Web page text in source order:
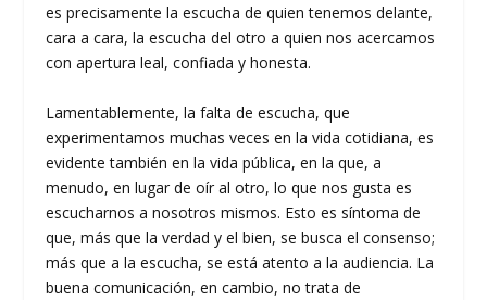
es precisamente la escucha de quien tenemos delante,
cara a cara, la escucha del otro a quien nos acercamos
con apertura leal, confiada y honesta.
Lamentablemente, la falta de escucha, que
experimentamos muchas veces en la vida cotidiana, es
evidente también en la vida pública, en la que, a
menudo, en lugar de oír al otro, lo que nos gusta es
escucharnos a nosotros mismos. Esto es síntoma de
que, más que la verdad y el bien, se busca el consenso;
más que a la escucha, se está atento a la audiencia. La
buena comunicación, en cambio, no trata de